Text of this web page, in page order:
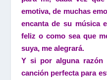
emotiva, de muchas
encanta de su música
feliz o como sea que
suya, me alegrará.
Y si por alguna razón
canción perfecta para